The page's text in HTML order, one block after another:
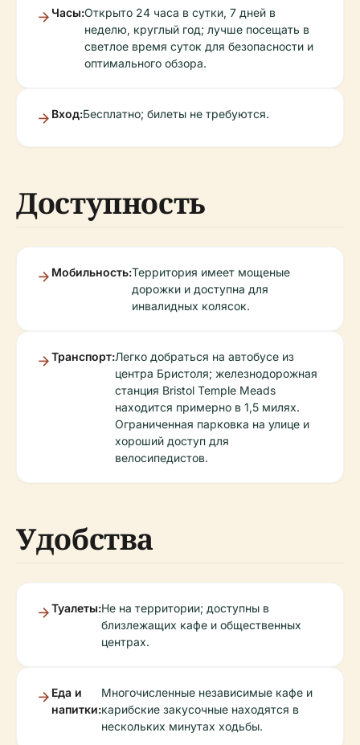
Часы:Открыто 24 часа в сутки, 7 дней в
неделю, круглый год; лучше посещать в
светлое время суток для безопасности и
оптимального обзора.
Вход:Бесплатно; билеты не требуются.
Доступность
Мобильность:Территория имеет мощеные
дорожки и доступна для
инвалидных колясок.
Транспорт:Легко добраться на автобусе из
центра Бристоля; железнодорожная
станция Bristol Temple Meads
находится примерно в 1,5 милях.
Ограниченная парковка на улице и
хороший доступ для
велосипедистов.
Удобства
Туалеты:Не на территории; доступны в
близлежащих кафе и общественных
центрах.
Еда и
напитки:
Многочисленные независимые кафе и
карибские закусочные находятся в
нескольких минутах ходьбы.